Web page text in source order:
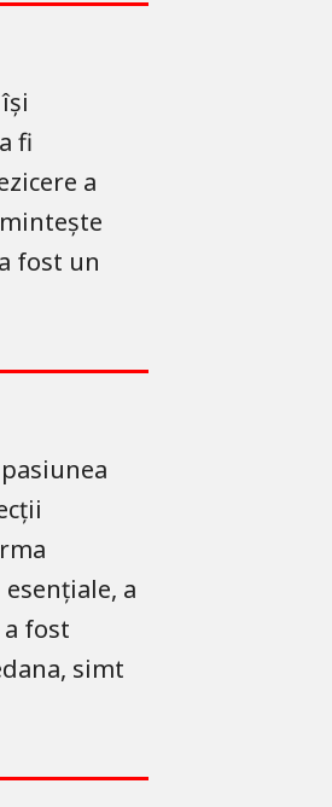
fi
a
fost un
a
fost
simt